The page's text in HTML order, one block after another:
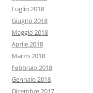
Luglio 2018
Giugno 2018
Maggio 2018
Aprile 2018
Marzo 2018
Febbraio 2018
Gennaio 2018